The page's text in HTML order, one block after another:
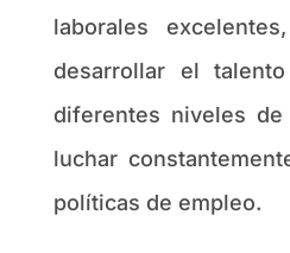
laborales
desarrollar el
diferentes niveles
luchar
políticas de empleo.